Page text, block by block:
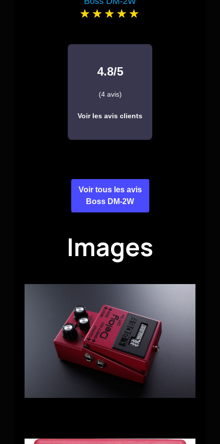
4.8/5
(4 avis)
Voir les avis clients
Voir tous les avis
Boss DM-2W
Images